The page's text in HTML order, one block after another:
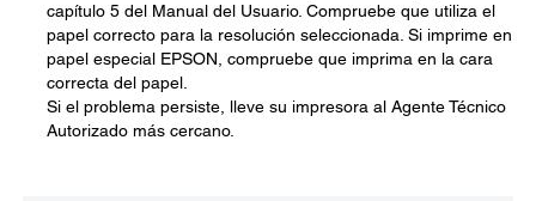
capítulo 5 del Manual del Usuario. Compruebe que utiliza el
papel correcto para la resolución seleccionada. Si imprime en
papel especial EPSON, compruebe que imprima en la cara
correcta del papel.
Si el problema persiste, lleve su impresora al Agente Técnico
Autorizado más cercano.